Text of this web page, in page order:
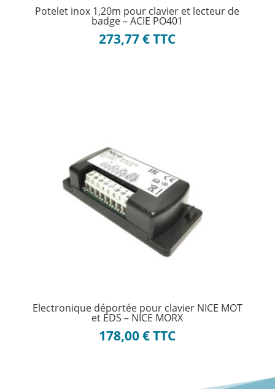
Potelet inox 1,20m pour clavier et lecteur de
badge – ACIE PO401
273,77€TTC
Electronique déportée pour clavier NICE MOT
et EDS – NICE MORX
178,00€TTC